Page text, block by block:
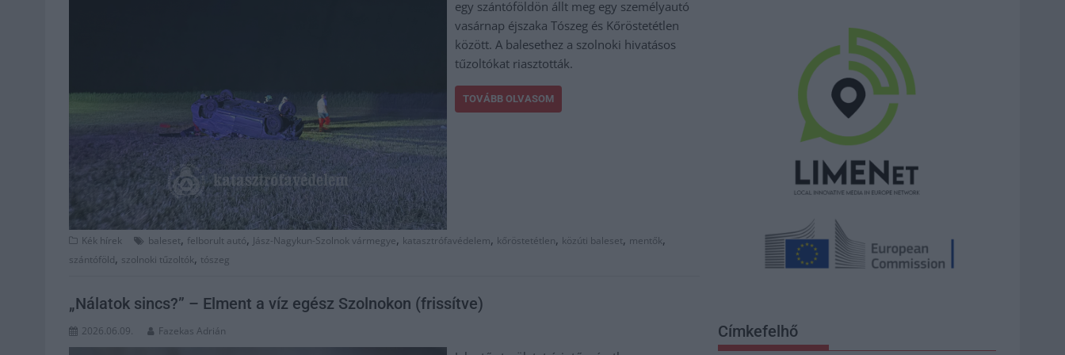
egy szántóföldön állt meg egy személyautó
vasárnap éjszaka Tószeg és Kőröstetétlen
között. A balesethez a szolnoki hivatásos
tűzoltókat riasztották.
TOVÁBB OLVASOM
Kék hírek baleset, felborult autó, Jász-Nagykun-Szolnok vármegye, katasztrófavédelem, kőröstetétlen, közúti baleset, mentők,
szántóföld, szolnoki tűzoltók, tószeg
„Nálatok sincs?” – Elment a víz egész Szolnokon (frissítve)
2026.06.09. Fazekas Adrián Címkefelhő